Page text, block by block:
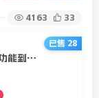
4163 33
全域流量打法一网打尽，千川随心推从基础功能到高阶投放，助你低成本高效起号稳产
已售 28